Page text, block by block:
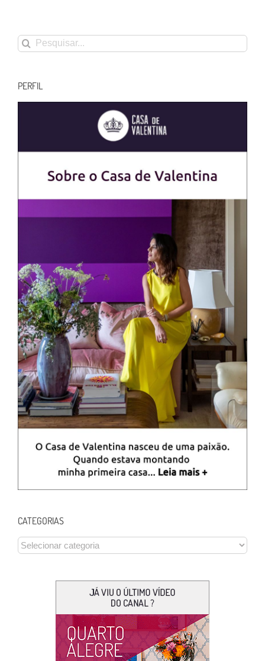
Buscar
resultados
PERFIL
CATEGORIAS
CATEGORIAS